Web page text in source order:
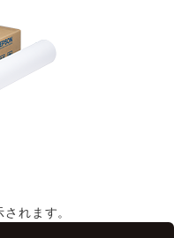
れます。